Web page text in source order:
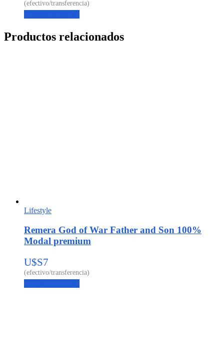
Productos relacionados
Lifestyle
Remera God of War Father and Son 100%
Modal premium
U$S7